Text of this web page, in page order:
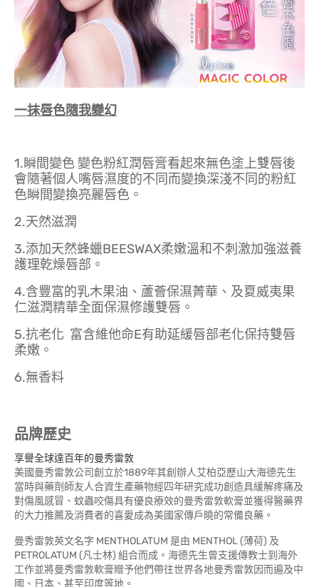
一抹唇色隨我變幻
1.瞬間變色 變色粉紅潤唇膏看起來無色塗上雙唇後
會隨著個人嘴唇濕度的不同而變換深淺不同的粉紅
色瞬間變換亮麗唇色。
2.天然滋潤
3.添加天然蜂蠟BEESWAX柔嫩溫和不刺激加強滋養
護理乾燥唇部。
4.含豐富的乳木果油、蘆薈保濕菁華、及夏威夷果
仁滋潤精華全面保濕修護雙唇。
5.抗老化 富含維他命E有助延緩唇部老化保持雙唇
柔嫩。
6.無香料
品牌歷史
享譽全球達百年的曼秀雷敦
美國曼秀雷敦公司創立於1889年其創辦人艾柏亞歷山大海德先生
當時與藥劑師友人合資生產藥物經四年研究成功創造具緩解疼痛及
對傷風感冒、蚊蟲咬傷具有優良療效的曼秀雷敦軟膏並獲得醫藥界
的大力推薦及消費者的喜愛成為美國家傳戶曉的常備良藥。
曼秀雷敦英文名字 MENTHOLATUM 是由 MENTHOL (薄荷) 及
PETROLATUM (凡士林) 組合而成。海德先生曾支援傳教士到海外
工作並將曼秀雷敦軟膏贈予他們帶往世界各地曼秀雷敦因而遍及中
國、日本、甚至印度等地。